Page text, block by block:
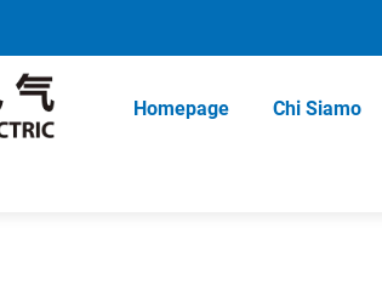
Homepage Chi Siamo